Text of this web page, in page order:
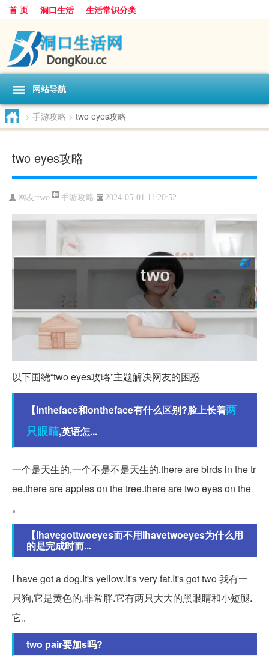
首 页 洞口生活 生活常识分类
网站导航
> 手游攻略 > two eyes攻略
two eyes攻略
网友:two 手游攻略 2024-05-01 11:20:52
以下围绕“two eyes攻略”主题解决网友的困惑
【intheface和ontheface有什么区别?脸上长着两
只眼睛,英语怎...
一个是天生的,一个不是不是天生的.there are birds in the tr
ee.there are apples on the tree.there are two eyes on the
。
【Ihavegottwoeyes而不用Ihavetwoeyes为什么用
的是完成时而...
I have got a dog.It's yellow.It's very fat.It's got two 我有一
只狗,它是黄色的,非常胖.它有两只大大的黑眼睛和小短腿.
它。
two pair要加s吗?